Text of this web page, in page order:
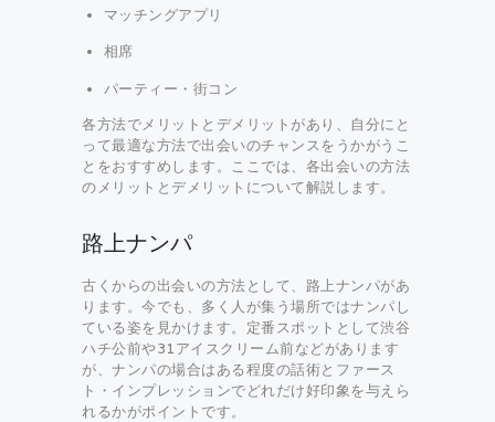
マッチングアプリ
相席
パーティー・街コン
各方法でメリットとデメリットがあり、自分にと
って最適な方法で出会いのチャンスをうかがうこ
とをおすすめします。ここでは、各出会いの方法
のメリットとデメリットについて解説します。
路上ナンパ
古くからの出会いの方法として、路上ナンパがあ
ります。今でも、多く人が集う場所ではナンパし
ている姿を見かけます。定番スポットとして渋谷
ハチ公前や31アイスクリーム前などがあります
が、ナンパの場合はある程度の話術とファース
ト・インプレッションでどれだけ好印象を与えら
れるかがポイントです。